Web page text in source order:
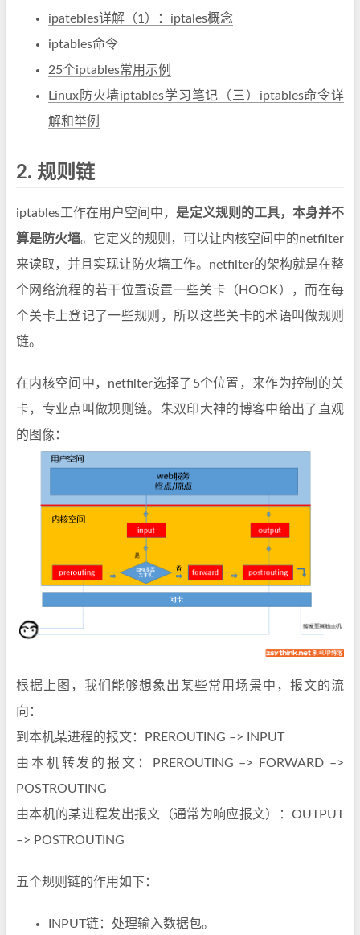
ipatebles详解（1）：iptales概念
iptables命令
25个iptables常用示例
Linux防火墙iptables学习笔记（三）iptables命令详
解和举例
2. 规则链
iptables工作在用户空间中， 是定义规则的工具，本身并不
算是防火墙。它定义的规则，可以让内核空间中的netfilter
来读取，并且实现让防火墙工作。netfilter的架构就是在整
个网络流程的若干位置设置一些关卡（HOOK），而在每
个关卡上登记了一些规则，所以这些关卡的术语叫做规则
链。
在内核空间中，netfilter选择了5个位置，来作为控制的关
卡，专业点叫做规则链。朱双印大神的博客中给出了直观
的图像：
根据上图，我们能够想象出某些常用场景中，报文的流
向：
到本机某进程的报文：PREROUTING –> INPUT
由本机转发的报文：PREROUTING –> FORWARD –>
POSTROUTING
由本机的某进程发出报文（通常为响应报文）：OUTPUT
–> POSTROUTING
五个规则链的作用如下：
INPUT链：处理输入数据包。